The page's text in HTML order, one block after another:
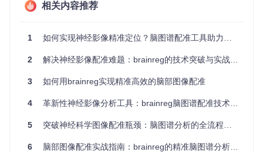
同时提供命令行批量处理和napari图形界面两种操作模式。命
令行模式适合高通量数据处理，图形界面模式则便于可视化调
整和结果验证，满足不同实验场景需求。
点定位、神经束追踪、脑区体积量化等高级分析功能，支持生
二、技术原理：配准算法的工作机制
相关内容推荐
1 如何实现神经影像精准定位？脑图谱配准工具助力神经科学研究新突破
2 解决神经影像配准难题：brainreg的技术突破与实战应用
3 如何用brainreg实现精准高效的脑部图像配准
4 革新性神经影像分析工具：brainreg脑图谱配准技术全解析
5 突破神经科学图像配准瓶颈：脑图谱分析的全流程精准解决方案
6 脑部图像配准实战指南：brainreg的精准脑图谱分析技术